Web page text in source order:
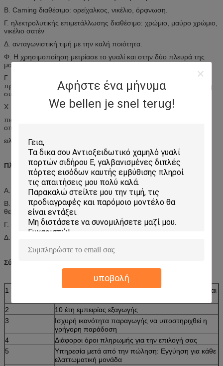
Αφήστε ένα μήνυμα
We bellen je snel terug!
υποβολή
Β. Caming διαθέσιμο: ορείχαλκος, νικέλιο, όρφνωση.
Γ. ηλεκτρολυτικής επιμετάλλωσης διαθέσιμο: χρώμιο, μαύρο χρώμιο,
νικέλιο σατέν
Δ. ανταγωνιστική τιμή με την καλή ποιότητα.
Φ. Η χρησιμοποίηση μετρίασε το γυαλί και στην δύο πλευρά της
μονάδας γυαλιού, τα οποία συναντούν το Ansi, πρότυπα BSI.
Γ. Χρησιμοποιώντας το διακοσμητικό γυαλί όχι μόνο
προσωποποιήστε το σπίτι σας, αλλά και προσθέστε στην έκκληση
συγκρατήσεων του σπιτιού σας.
Χ. σχέδιο συνήθειας διαθέσιμο.
πιστεύουμε ότι η άριστη υπηρεσία ποιοτικής .first κατηγορίας, η
οποία σίγουρα ικανοποιώντας σας!
ειλικρινά οι επιχειρησιακές συζητήσεις με όλους τους πελάτες!
Πλεονεκτήματα:
Α. σύγχρονο ύφος, μοναδικό
Β. αντίσταση θερμότητας, αντίσταση ειδοποίησης, που κρατά
θερμός
Γ. αντίσταση οξυγόνωσης, resisitance προσκρούσεων
Δ. αντέξτε την υψηλή & χαμηλή θερμοκρασία
Σύγχρονο ύφος, μοναδικό
1
Επαγγελματική ομάδα σχεδίου, τέλειες απόδοση και
2
10 έτη εμπειρίας εξαγωγής
3
Ισχυρή ικανότητα παραγωγής να υποστηριχθεί η
γρήγορη παράδοση
4
Διάφοροι όροι πληρωμής για την επιλογή σας
5
Υπηρεσία μετά από την πώληση: Εγγύηση για κάθε
ελαττωματική μονάδα